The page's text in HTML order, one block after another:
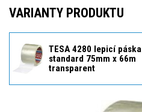
VARIANTY PRODUKTU
TESA 4280 lepicí páska
standard 75mm x 66m
transparent